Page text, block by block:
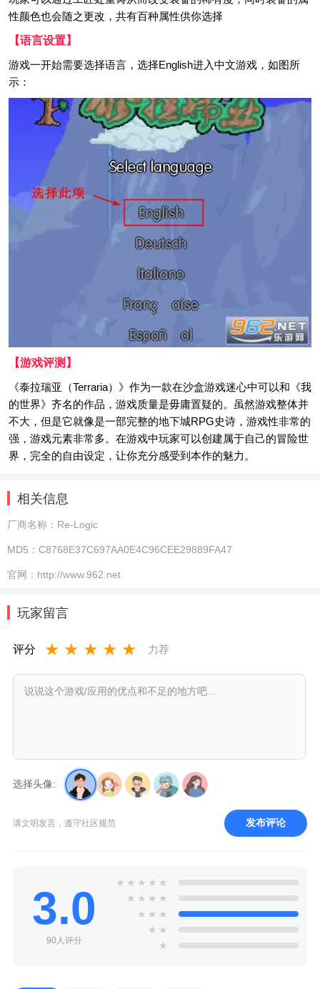
性颜色也会随之更改，共有百种属性供你选择
【语言设置】
游戏一开始需要选择语言，选择English进入中文游戏，如图所
示：
【游戏评测】
《泰拉瑞亚（Terraria）》作为一款在沙盒游戏迷心中可以和《我
的世界》齐名的作品，游戏质量是毋庸置疑的。虽然游戏整体并
不大，但是它就像是一部完整的地下城RPG史诗，游戏性非常的
强，游戏元素非常多。在游戏中玩家可以创建属于自己的冒险世
界，完全的自由设定，让你充分感受到本作的魅力。
相关信息
厂商名称： Re-Logic
MD5： C8768E37C697AA0E4C96CEE29889FA47
官网： http://www.962.net
玩家留言
评分 ★ ★ ★ ★ ★ 力荐
选择头像:
请文明发言，遵守社区规范 发布评论
3.0
90人评分
★ ★ ★ ★ ★
★ ★ ★ ★
★ ★ ★
★ ★
★